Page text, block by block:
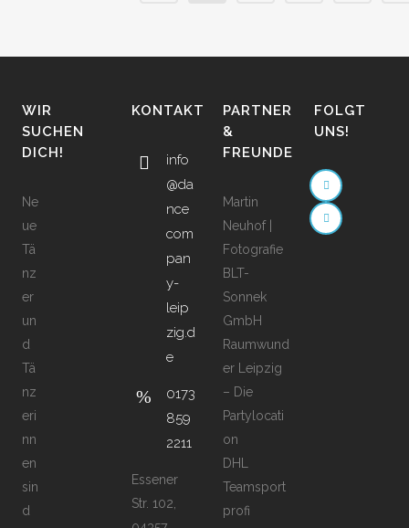
WIR
SUCHEN
DICH!
Ne
ue
Tä
nz
er
un
d
Tä
nz
eri
nn
en
sin
d
KONTAKT
info
@da
nce
com
pan
y-
leip
zig.d
e
0173
859
2211
Essener
Str. 102,
PARTNER
&
FREUNDE
Martin
Neuhof |
Fotografie
BLT-
Sonnek
GmbH
Raumwund
er Leipzig
– Die
Partylocati
on
DHL
Teamsport
profi
FOLGT
UNS!